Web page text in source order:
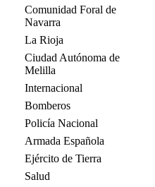
Comunidad Foral de
Navarra
La Rioja
Ciudad Autónoma de
Melilla
Internacional
Bomberos
Policía Nacional
Armada Española
Ejército de Tierra
Salud